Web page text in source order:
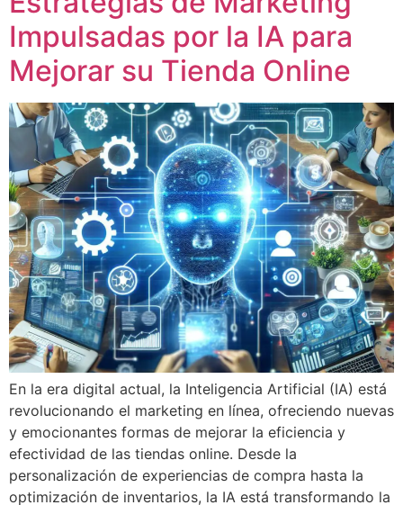
Impulsadas por la IA para
Mejorar su Tienda Online
En la era digital actual, la Inteligencia Artificial (IA) está
revolucionando el marketing en línea, ofreciendo nuevas
y emocionantes formas de mejorar la eficiencia y
efectividad de las tiendas online. Desde la
personalización de experiencias de compra hasta la
optimización de inventarios, la IA está transformando la